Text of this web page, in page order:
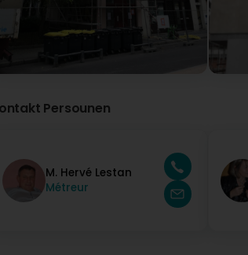
merci pour cette avis agréable
solutions à tous les problèmes
Persounen
M. Hervé Lestan
Métreur